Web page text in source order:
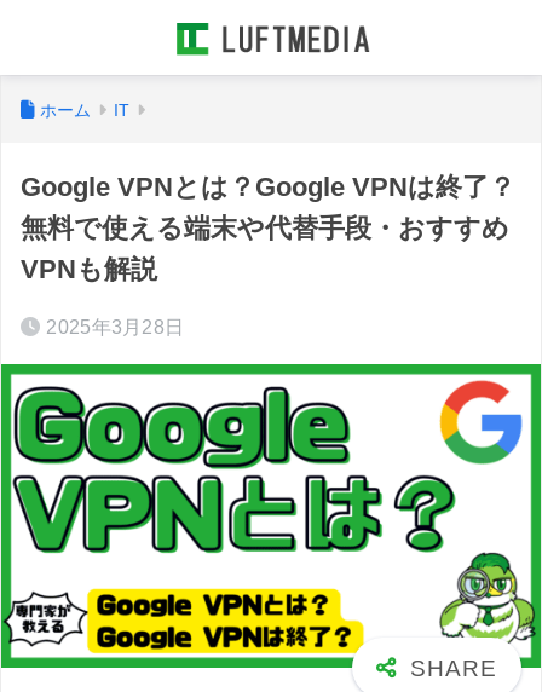
ホーム IT
Google VPNとは？Google VPNは終了？
無料で使える端末や代替手段・おすすめ
VPNも解説
2025年3月28日